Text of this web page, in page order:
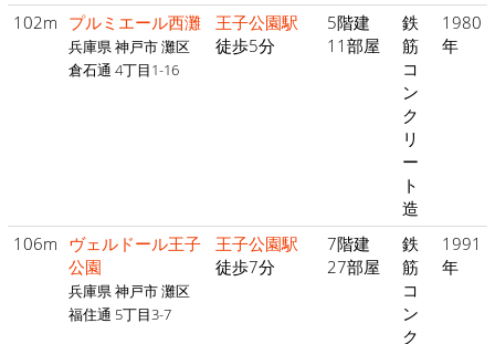
102m プルミエール西灘
兵庫県 神戸市 灘区
倉石通 4丁目1-16
王子公園駅
徒歩5分
5階建
11部屋
鉄
筋
コ
ン
ク
リ
ー
ト
造
1980
年
106m ヴェルドール王子
公園
兵庫県 神戸市 灘区
福住通 5丁目3-7
王子公園駅
徒歩7分
7階建
27部屋
鉄
筋
コ
ン
ク
1991
年